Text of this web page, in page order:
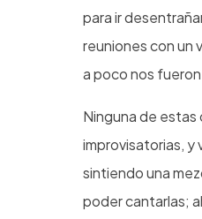
para ir
reuniones con un
a poco nos
Ninguna de estas
improvisatorias, y
sintiendo una
poder cantarlas;